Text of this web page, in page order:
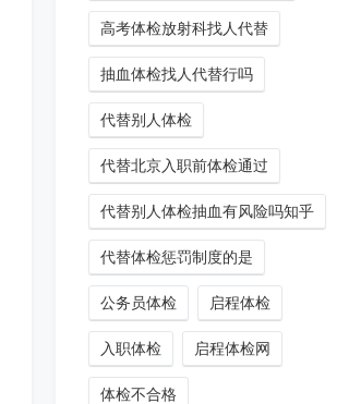
高考体检放射科找人代替
抽血体检找人代替行吗
代替别人体检
代替北京入职前体检通过
代替别人体检抽血有风险吗知乎
代替体检惩罚制度的是
公务员体检 启程体检
入职体检 启程体检网
体检不合格